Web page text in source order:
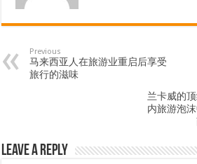
Previous
马来西亚人在旅游业重启后享受
旅行的滋味
兰卡威的
内旅游泡
Leave a Reply